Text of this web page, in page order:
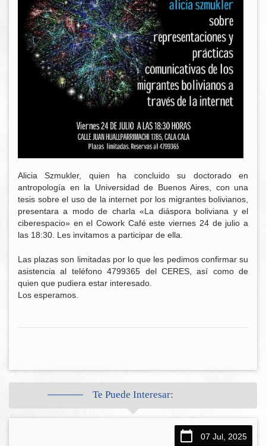
Alicia Szmukler, quien ha concluido su doctorado en
antropología en la Universidad de Buenos Aires, con una
tesis sobre el uso de la internet por los migrantes bolivianos,
presentara a modo de charla «La diáspora boliviana y el
ciberespacio» en el Cowork Café este viernes 24 de julio a
las 18:30. Les invitamos a participar de ella.
Las plazas son limitadas por lo que les pedimos confirmar su
asistencia al teléfono 4799365 del CERES, así como de
quien que pudiera estar interesado.
Los esperamos.
Te Puede Interesar:
07 Jul, 2025